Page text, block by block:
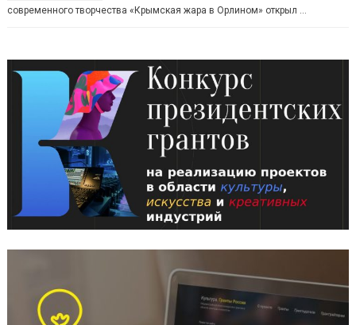
современного творчества «Крымская жара в Орлином» открыл …